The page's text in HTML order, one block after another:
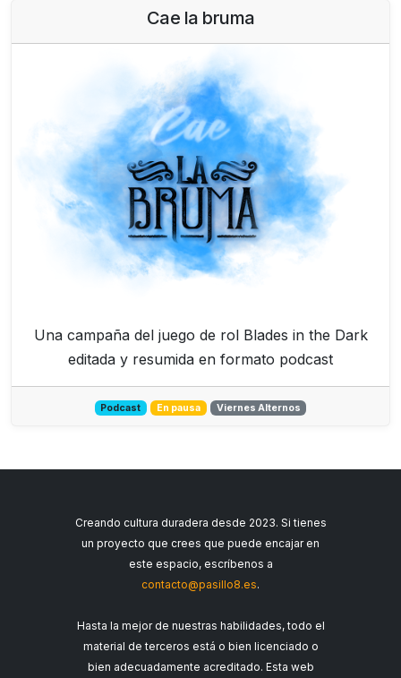
Cae la bruma
Una campaña del juego de rol Blades in the Dark
editada y resumida en formato podcast
Podcast En pausa Viernes Alternos
Creando cultura duradera desde 2023. Si tienes
un proyecto que crees que puede encajar en
este espacio, escríbenos a
contacto@pasillo8.es.
Hasta la mejor de nuestras habilidades, todo el
material de terceros está o bien licenciado o
bien adecuadamente acreditado. Esta web